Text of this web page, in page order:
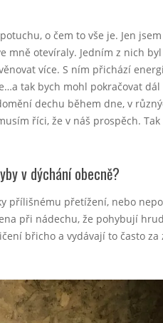
o čem to vše je. Jen
mně otevíraly. Jedním z nich
více. S ním přichází
tak bych mohl pokračovat
dechu během dne, v
říci, že v náš prospěch.
v dýchání obecně?
přílišnému přetížení, nebo
při nádechu, že pohybují
břicho a vydávají to často za